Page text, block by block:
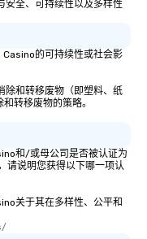
全、可持续性以及多样性
的可持续性或社会影
和转移废物（即塑料、纸
转移废物的策略。
和/或母公司是否被认证为
请说明您获得以下哪一项认
关于其在多样性、公平和